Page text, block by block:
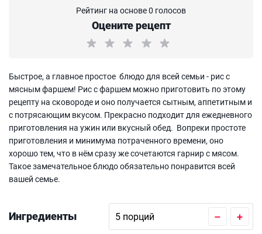
Рейтинг на основе 0 голосов
Оцените рецепт
Быстрое, а главное простое блюдо для всей семьи - рис с
мясным фаршем! Рис с фаршем можно приготовить по этому
рецепту на сковороде и оно получается сытным, аппетитным и
с потрясающим вкусом. Прекрасно подходит для ежедневного
приготовления на ужин или вкусный обед. Вопреки простоте
приготовления и минимума потраченного времени, оно
хорошо тем, что в нём сразу же сочетаются гарнир с мясом.
Такое замечательное блюдо обязательно понравится всей
вашей семье.
Ингредиенты – +